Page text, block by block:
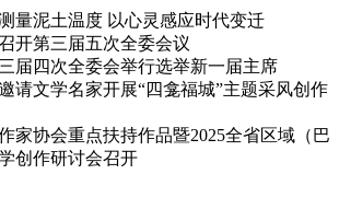
量泥土温度 以心灵感应时代变迁
开第三届五次全委会议
届四次全委会举行选举新一届主席
请文学名家开展“四龛福城”主题采风创作
家协会重点扶持作品暨2025全省区域（巴
创作研讨会召开